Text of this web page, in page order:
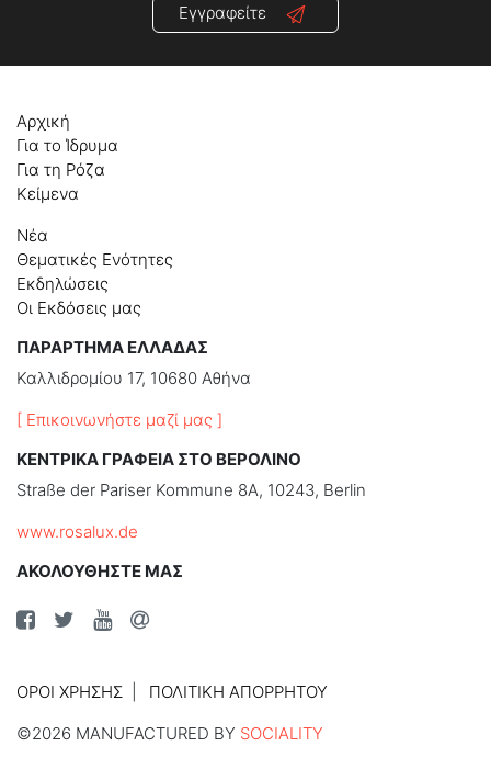
Εγγραφείτε
Αρχική
Για το Ίδρυμα
Για τη Ρόζα
Κείμενα
Νέα
Θεματικές Ενότητες
Εκδηλώσεις
Οι Εκδόσεις μας
ΠΑΡΑΡΤΗΜΑ ΕΛΛΑΔΑΣ
Καλλιδρομίου 17, 10680 Αθήνα
[ Επικοινωνήστε μαζί μας ]
ΚΕΝΤΡΙΚΑ ΓΡΑΦΕΙΑ ΣΤΟ ΒΕΡΟΛΙΝΟ
Straße der Pariser Kommune 8A, 10243, Berlin
www.rosalux.de
ΑΚΟΛΟΥΘΗΣΤΕ ΜΑΣ
ΌΡΟΙ ΧΡΉΣΗΣ
ΠΟΛΙΤΙΚΉ ΑΠΟΡΡΉΤΟΥ
©2026 MANUFACTURED BY SOCIALITY